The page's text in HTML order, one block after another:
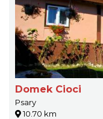
Domek Cioci
Psary
10.70 km